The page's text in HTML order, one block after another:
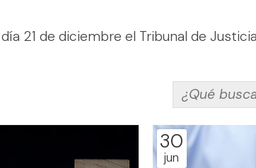
día 21 de diciembre el Tribunal de
30
jun